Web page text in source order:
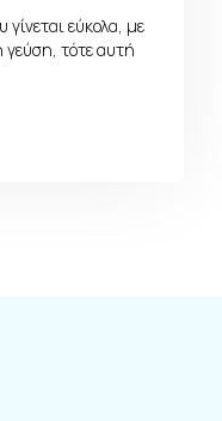
εύκολα, με
γεύση, τότε αυτή